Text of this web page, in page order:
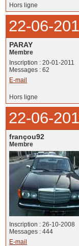
Hors ligne
22-06-
PARAY
Membre
Inscription : 20-01-2011
Messages : 62
E-mail
Hors ligne
22-06-
françou92
Membre
Inscription : 26-10-2008
Messages : 444
E-mail